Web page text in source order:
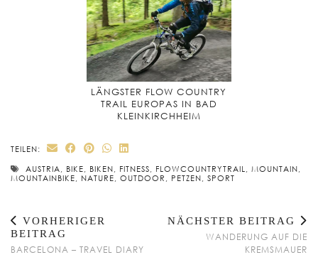
LÄNGSTER FLOW COUNTRY
TRAIL EUROPAS IN BAD
KLEINKIRCHHEIM
TEILEN:
AUSTRIA BIKE BIKEN FITNESS FLOWCOUNTRYTRAIL MOUNTAIN
MOUNTAINBIKE
NATURE OUTDOOR PETZEN SPORT
VORHERIGER
BEITRAG
BARCELONA – TRAVEL DIARY
NÄCHSTER BEITRAG
WANDERUNG AUF DIE
KREMSMAUER